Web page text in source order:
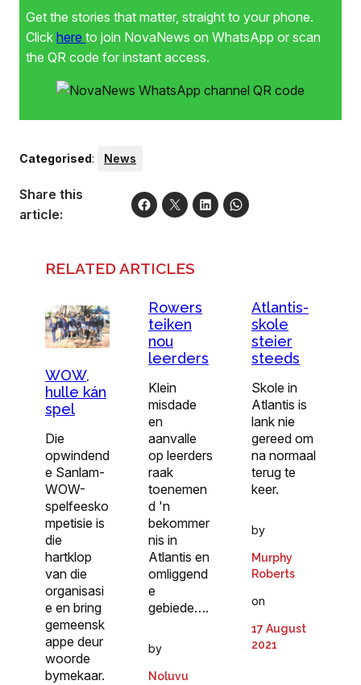
Get the stories that matter, straight to your phone.
Click here to join NovaNews on WhatsApp or scan
the QR code for instant access.
Categorised: News
Share this
article:
RELATED ARTICLES
WOW,
hulle kán
spel
Die
opwindend
e Sanlam-
WOW-
spelfeesko
mpetisie is
die
hartklop
van die
organisasi
e en bring
gemeensk
appe deur
woorde
bymekaar.
Rowers
teiken
nou
leerders
Klein
misdade
en
aanvalle
op leerders
raak
toenemen
d 'n
bekommer
nis in
Atlantis en
omliggend
e
gebiede….
by
Noluvu
Atlantis-
skole
steier
steeds
Skole in
Atlantis is
lank nie
gereed om
na normaal
terug te
keer.
by
Murphy
Roberts
on
17 August
2021